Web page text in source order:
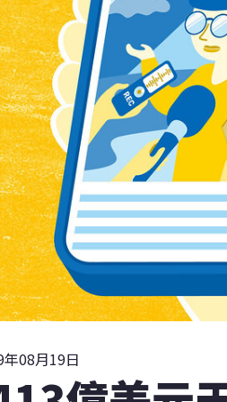
年08月19日